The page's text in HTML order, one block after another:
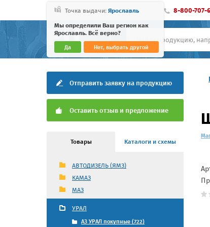
Точка выдачи: Ярославль
Мы определили Ваш регион как
Ярославль. Всё верно?
Да Нет, выбрать другой
8-800-707-
Отправить заявку на продукцию
Оставить отзыв и предложение
Товары Каталоги и схемы
АВТОДИЗЕЛЬ (ЯМЗ)
КАМАЗ
МАЗ
УРАЛ
АЗ УРАЛ покупные (722)